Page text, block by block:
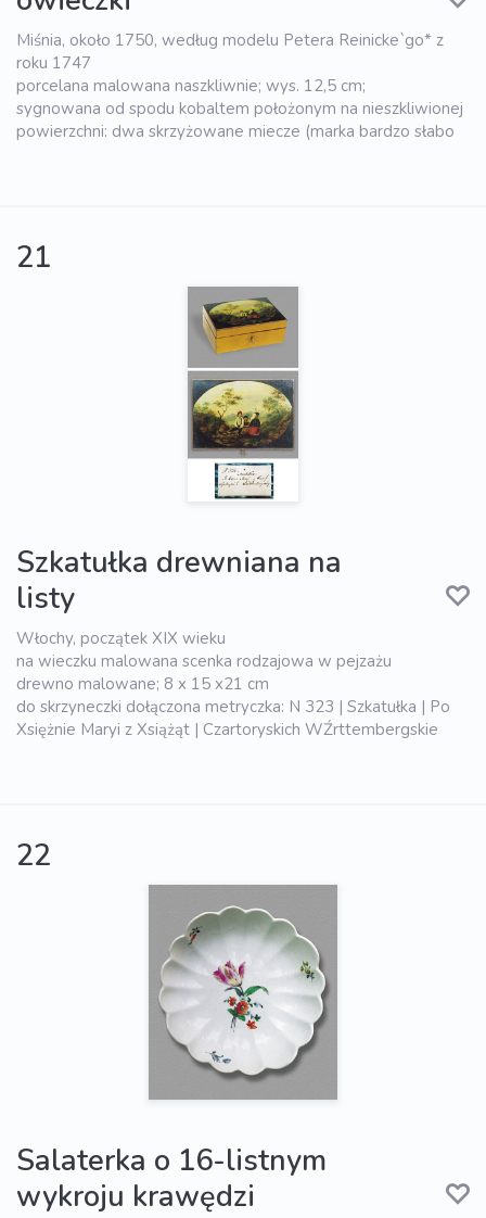
Miśnia, około 1750, według modelu Petera Reinicke`go* z
roku 1747
porcelana malowana naszkliwnie; wys. 12,5 cm;
sygnowana od spodu kobaltem położonym na nieszkliwionej
powierzchni: dwa skrzyżowane miecze (marka bardzo słabo
21
Szkatułka drewniana na
listy
Włochy, początek XIX wieku
na wieczku malowana scenka rodzajowa w pejzażu
drewno malowane; 8 x 15 x21 cm
do skrzyneczki dołączona metryczka: N 323 | Szkatułka | Po
Xsiężnie Maryi z Xsiążąt | Czartoryskich WŹrttembergskie
22
Salaterka o 16-listnym
wykroju krawędzi